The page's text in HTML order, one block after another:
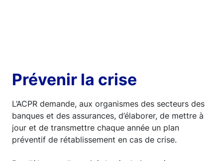
Prévenir la crise
L’ACPR demande, aux organismes des secteurs des
banques et des assurances, d’élaborer, de mettre à
jour et de transmettre chaque année un plan
préventif de rétablissement en cas de crise.